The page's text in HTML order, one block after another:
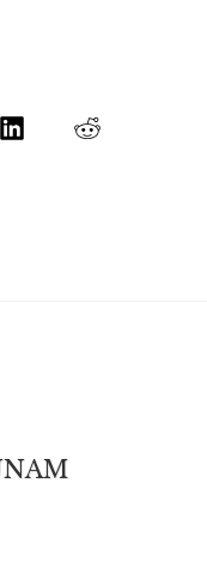
LinkedInReddit